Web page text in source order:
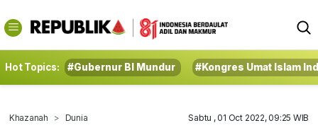
Hot Topics: #Gubernur BI Mundur #Kongres Umat Islam
Khazanah Dunia Sabtu , 01 Oct 2022, 09:25 WIB